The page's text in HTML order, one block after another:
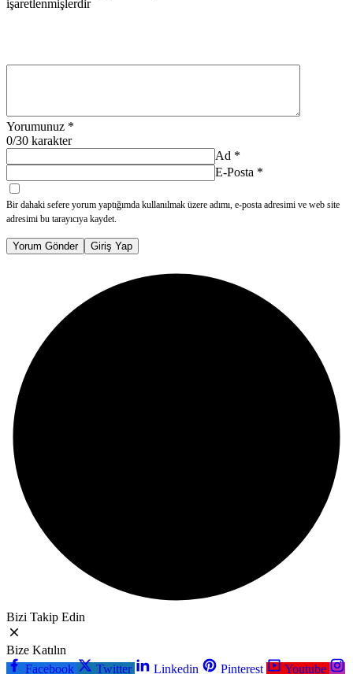
işaretlenmişlerdir
Yorumunuz *
0/30 karakter
Ad *
E-Posta *
Bir dahaki sefere yorum yaptığımda kullanılmak üzere adımı, e-posta adresimi ve web site
adresimi bu tarayıcıya kaydet.
Yorum Gönder Giriş Yap
Bizi Takip Edin
Bize Katılın
Facebook
Twitter Linkedin Pinterest
Youtube